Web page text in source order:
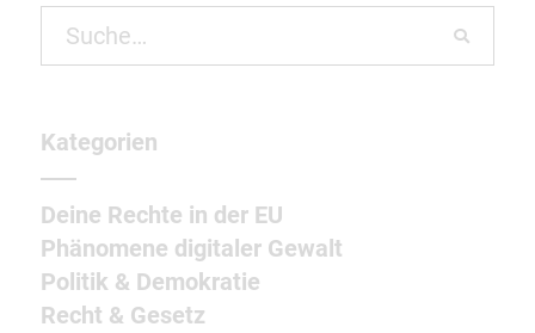
Search
for:
Kategorien
Deine Rechte in der EU
Phänomene digitaler Gewalt
Politik & Demokratie
Recht & Gesetz